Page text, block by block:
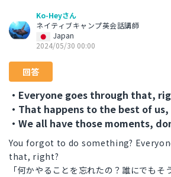
Ko-Heyさん
ネイティブキャンプ英会話講師
Japan
2024/05/30 00:00
回答
・Everyone goes through that,
・That happens to the best of
・We all have those moments,
You forgot to do something?
that, right?
「何かやることを忘れたの？誰にでもそ